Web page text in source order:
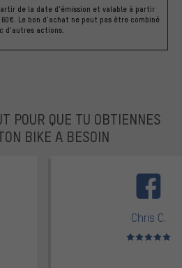
de la date d'émission et valable à partir
Le bon d'achat ne peut pas être combiné
d'autres actions.
POUR QUE TU OBTIENNES
BIKE A BESOIN
5
Chris C.
Note moyenne :